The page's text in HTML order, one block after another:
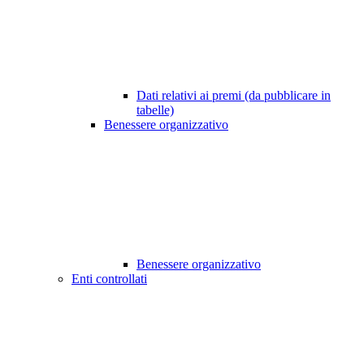
Dati relativi ai premi (da pubblicare in
tabelle)
Benessere organizzativo
Benessere organizzativo
Enti controllati